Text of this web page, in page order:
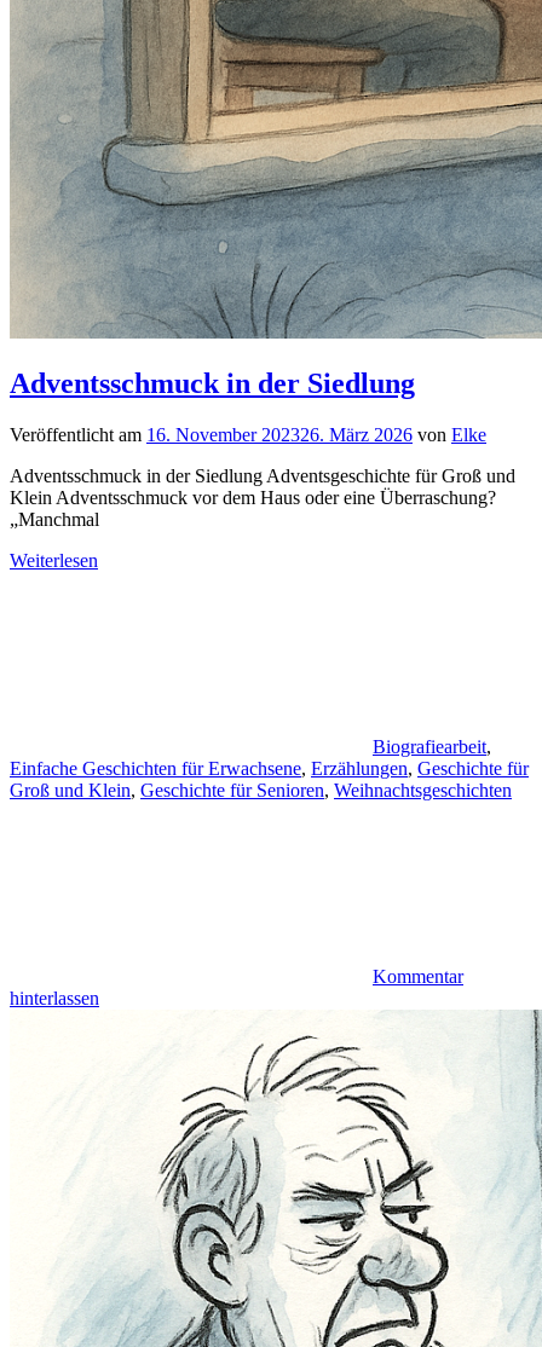
Adventsschmuck in der Siedlung
Veröffentlicht am 16. November 202326. März 2026 von Elke
Adventsschmuck in der Siedlung Adventsgeschichte für Groß und
Klein Adventsschmuck vor dem Haus oder eine Überraschung?
„Manchmal
Weiterlesen
Biografiearbeit,
Einfache Geschichten für Erwachsene, Erzählungen, Geschichte für
Groß und Klein, Geschichte für Senioren, Weihnachtsgeschichten
Kommentar
hinterlassen